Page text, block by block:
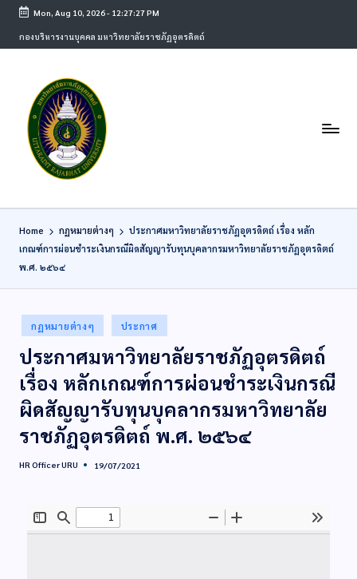
Mon, Aug 10, 2026- 12:27:27 PM
กองบริหารงานบุคคล มหาวิทยาลัยราชภัฏอุตรดิตถ์
Home กฏหมายต่างๆ
ประกาศมหาวิทยาลัยราชภัฏอุตรดิตถ์ เรื่อง หลัก
เกณฑ์การผ่อนชำระเงินกรณีผิดสัญญารับทุนบุคลากรมหาวิทยาลัยราชภัฏอุตรดิตถ์
พ.ศ. ๒๕๖๔
กฏหมายต่างๆ ประกาศ
ประกาศมหาวิทยาลัยราชภัฏอุตรดิตถ์
เรื่อง หลักเกณฑ์การผ่อนชำระเงินกรณี
ผิดสัญญารับทุนบุคลากรมหาวิทยาลัย
ราชภัฏอุตรดิตถ์ พ.ศ. ๒๕๖๔
HR Officer URU 19/07/2021